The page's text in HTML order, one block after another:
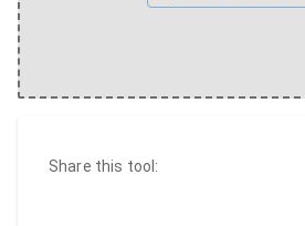
Share this tool: